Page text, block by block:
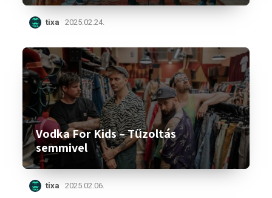
tixa 2025.02.24.
Vodka For Kids – Tűzoltás
semmivel
tixa 2025.02.06.